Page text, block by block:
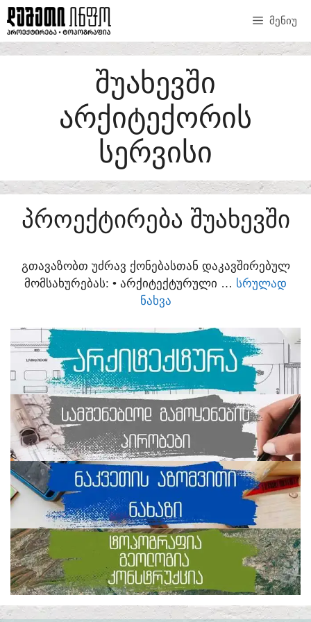
SKIP
TO
CONTENT
ᲛᲔᲜᲘᲣ
ᲨᲣᲐᲮᲔᲕᲨᲘ
ᲐᲠᲥᲘᲢᲔᲥᲝᲠᲘᲡ
ᲡᲔᲠᲕᲘᲡᲘ
ᲞᲠᲝᲔᲥᲢᲘᲠᲔᲑᲐ ᲨᲣᲐᲮᲔᲕᲨᲘ
ᲒᲗᲐᲕᲐᲖᲝᲑᲗ ᲣᲫᲠᲐᲕ ᲥᲝᲜᲔᲑᲐᲡᲗᲐᲜ ᲓᲐᲙᲐᲕᲨᲘᲠᲔᲑᲣᲚ
ᲛᲝᲛᲡᲐᲮᲣᲠᲔᲑᲐᲡ:​ • ᲐᲠᲥᲘᲢᲔᲥᲢᲣᲠᲣᲚᲘ … ᲡᲠᲣᲚᲐᲓ
ᲜᲐᲮᲕᲐ